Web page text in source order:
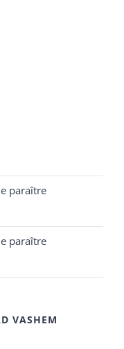
paraître
paraître
VASHEM